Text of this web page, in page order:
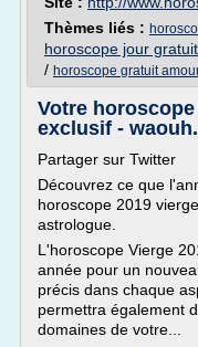
Thèmes liés :
horoscope jour
/ horoscope gratuit
Votre
exclusif -
Partager sur Twitter
Découvrez ce que
horoscope 2019
astrologue.
L'horoscope Vierge
année pour un
précis dans chaque
permettra également
domaines de votre...